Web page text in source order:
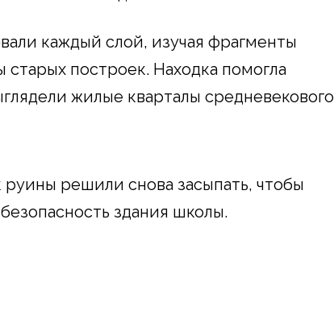
каждый слой, изучая фрагменты
построек. Находка помогла
жилые кварталы средневекового
решили снова засыпать, чтобы
здания школы.